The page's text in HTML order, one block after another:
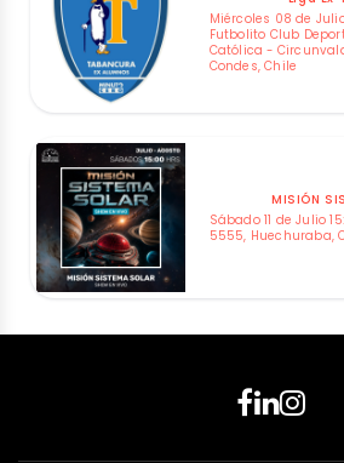
Miércoles 08 de
Futbolito Club
Católica -
Condes, Chile
MISIÓN
Sábado 11 de Julio
5555, Huechuraba,